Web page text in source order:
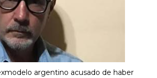
argentino acusado de haber